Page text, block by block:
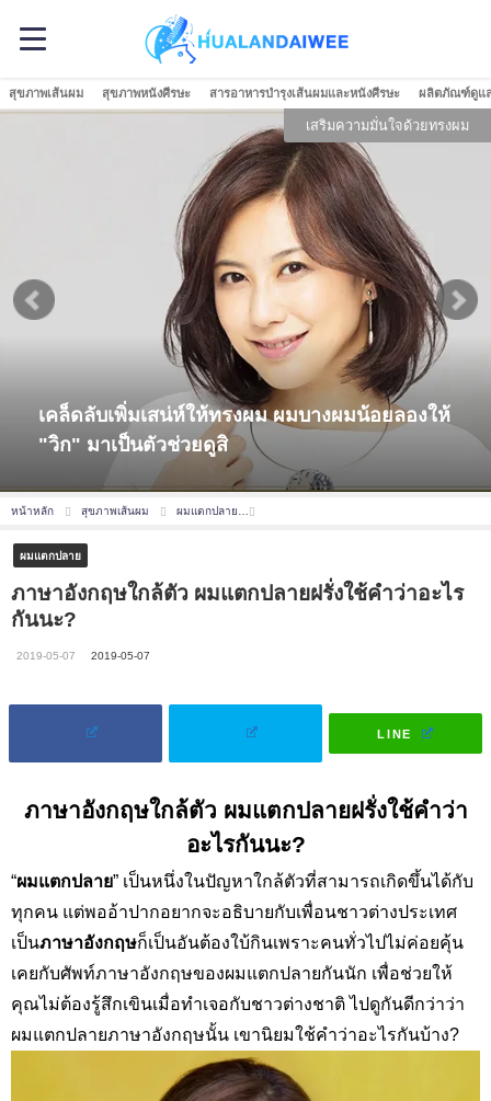
สุขภาพเส้นผม สุขภาพหนังศีรษะ สารอาหารบำรุงเส้นผมและหนังศีรษะ ผลิตภัณฑ์ดูแล
เสริมความมั่นใจด้วยทรงผม
ดลับเพิ่มเสน่ห์ให้ทรงผม ผมบางผมน้อยลองให้
" มาเป็นตัวช่วยดูสิ
หน้าหลัก สุขภาพเส้นผม ผมแตกปลาย
ผมแตกปลาย
ภาษาอังกฤษใกล้ตัว ผมแตกปลายฝรั่งใช้คำว่าอะไร
กันนะ?
2019-05-07 2019-05-07
LINE
ภาษาอังกฤษใกล้ตัว ผมแตกปลายฝรั่งใช้คำว่า
อะไรกันนะ?
“ผมแตกปลาย” เป็นหนึ่งในปัญหาใกล้ตัวที่สามารถเกิดขึ้นได้กับ
ทุกคน แต่พออ้าปากอยากจะอธิบายกับเพื่อนชาวต่างประเทศ
เป็นภาษาอังกฤษก็เป็นอันต้องใบ้กินเพราะคนทั่วไปไม่ค่อยคุ้น
เคยกับศัพท์ภาษาอังกฤษของผมแตกปลายกันนัก เพื่อช่วยให้
คุณไม่ต้องรู้สึกเขินเมื่อทำเจอกับชาวต่างชาติ ไปดูกันดีกว่าว่า
ผมแตกปลายภาษาอังกฤษนั้น เขานิยมใช้คำว่าอะไรกันบ้าง?